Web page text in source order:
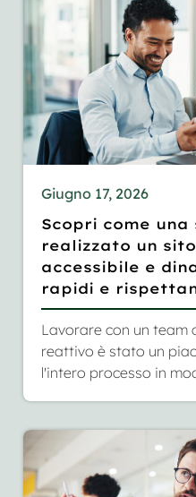
Giugno 17, 2026
Scopri come
realizzato un
accessibile e
rapidi e
Lavorare con un team
reattivo è stato un
l'intero processo in